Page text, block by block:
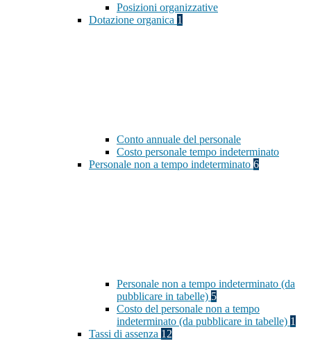
Posizioni organizzative
Dotazione organica 1
Conto annuale del personale
Costo personale tempo indeterminato
Personale non a tempo indeterminato 6
Personale non a tempo indeterminato (da
pubblicare in tabelle) 5
Costo del personale non a tempo
indeterminato (da pubblicare in tabelle) 1
Tassi di assenza 12